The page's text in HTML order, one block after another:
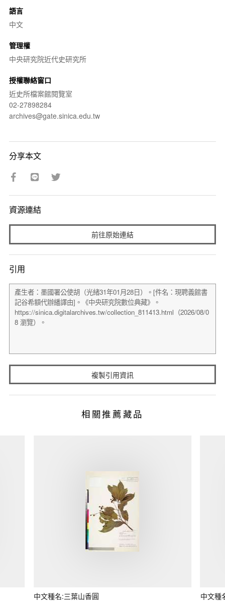
語言
中文
管理權
中央研究院近代史研究所
授權聯絡窗口
近史所檔案館閱覽室
02-27898284
archives@gate.sinica.edu.tw
分享本文
資源連結
前往原始連結
引用
複製引用資訊
相關推薦藏品
中文種名:三葉山香圓 中文種